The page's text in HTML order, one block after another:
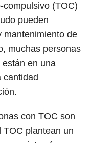
compulsivo (TOC)
pueden
mantenimiento de
muchas personas
en una
cantidad
con TOC son
plantean un